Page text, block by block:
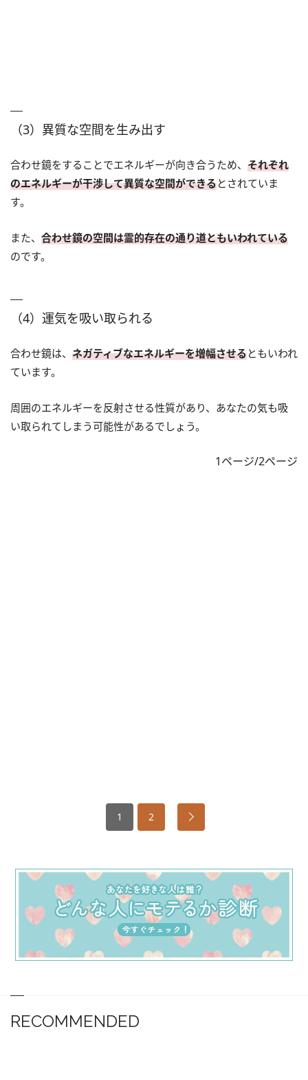
（3）異質な空間を生み出す
合わせ鏡をすることでエネルギーが向き合うため、 それぞれ
のエネルギーが干渉して異質な空間ができるとされていま
す。
また、 合わせ鏡の空間は霊的存在の通り道ともいわれている
のです。
（4）運気を吸い取られる
合わせ鏡は、 ネガティブなエネルギーを増幅させるともいわれ
ています。
周囲のエネルギーを反射させる性質があり、あなたの気も吸
い取られてしまう可能性があるでしょう。
1ページ/2ページ
1 2
RECOMMENDED